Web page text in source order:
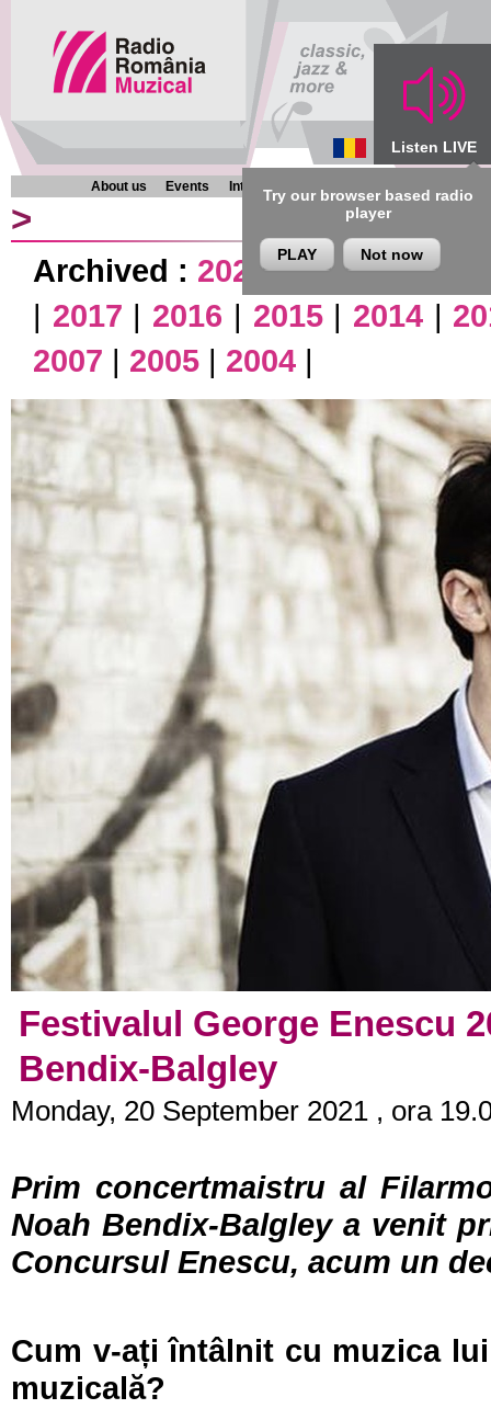
Listen LIVE
Try our browser based radio
player
PLAY Not now
About us Events Interviews Chronicles Programmes
>
Archived : 2026|2025|2024
| 2017 | 2016 | 2015| 2014|
2007 | 2005 | 2004 |
Festivalul George Enescu
Bendix-Balgley
Monday, 20 September 2021 , ora
Prim concertmaistru al
Noah Bendix-Balgley a venit
Concursul Enescu, acum un
Cum v-ați întâlnit cu muzica
muzicală?